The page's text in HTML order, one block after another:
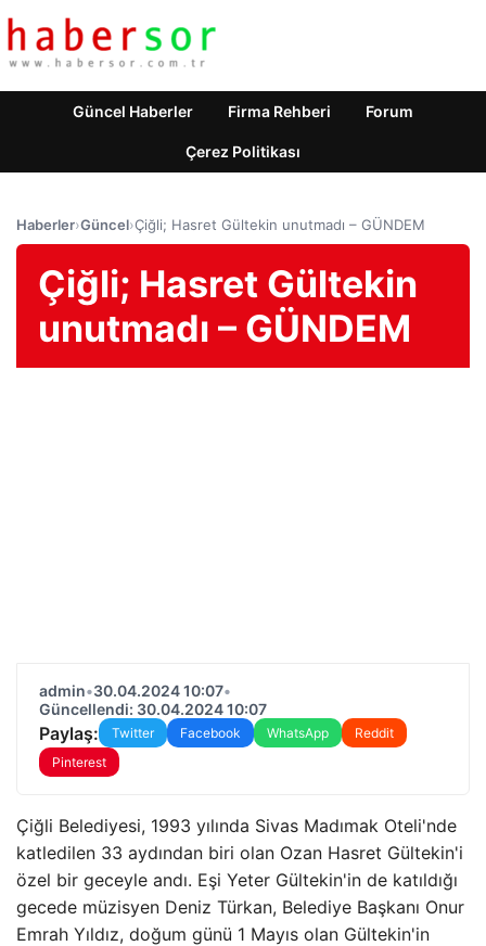
Güncel Haberler Firma Rehberi Forum
Çerez Politikası
Haberler›Güncel›Çiğli; Hasret Gültekin unutmadı – GÜNDEM
Çiğli; Hasret Gültekin
unutmadı – GÜNDEM
admin•30.04.2024 10:07•
Güncellendi: 30.04.2024 10:07
Paylaş: Twitter Facebook WhatsApp
Reddit
Pinterest
Çiğli Belediyesi, 1993 yılında Sivas Madımak Oteli'nde
katledilen 33 aydından biri olan Ozan Hasret Gültekin'i
özel bir geceyle andı. Eşi Yeter Gültekin'in de katıldığı
gecede müzisyen Deniz Türkan, Belediye Başkanı Onur
Emrah Yıldız, doğum günü 1 Mayıs olan Gültekin'in